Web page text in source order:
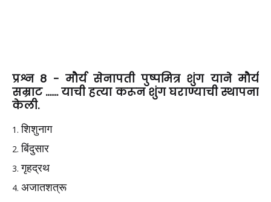
प्रश्न 8 -मौर्य सेनापती पुष्पमित्र शुंग याने मौर्य
सम्राट ....... याची हत्या करून शुंग घराण्याची स्थापना
केली.
शिशुनाग
बिंदुसार
गृहद्रथ
अजातशत्रू